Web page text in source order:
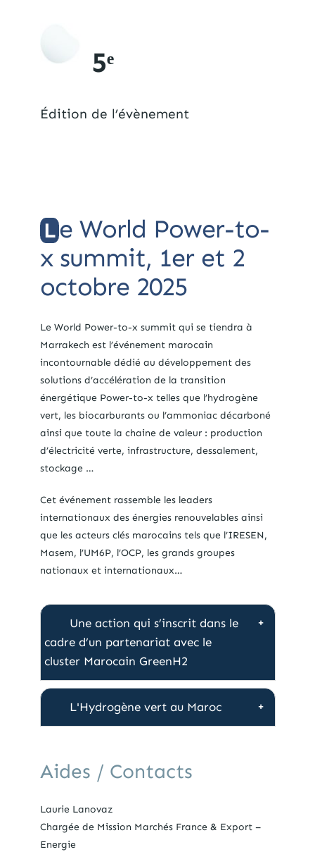
5ᵉ
Édition de l’évènement
Le World Power-to-
x summit, 1er et 2
octobre 2025
Le World Power-to-x summit qui se tiendra à
Marrakech est l’événement marocain
incontournable dédié au développement des
solutions d’accélération de la transition
énergétique Power-to-x telles que l’hydrogène
vert, les biocarburants ou l’ammoniac décarboné
ainsi que toute la chaine de valeur : production
d’électricité verte, infrastructure, dessalement,
stockage …
Cet événement rassemble les leaders
internationaux des énergies renouvelables ainsi
que les acteurs clés marocains tels que l’IRESEN,
Masem, l’UM6P, l’OCP, les grands groupes
nationaux et internationaux…
Une action qui s’inscrit dans le
cadre d’un partenariat avec le
cluster Marocain GreenH2
L'Hydrogène vert au Maroc
Aides / Contacts
Laurie Lanovaz
Chargée de Mission Marchés France & Export –
Energie